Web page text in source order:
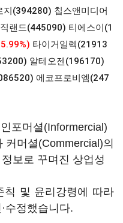
지(394280) 칩스앤미디어
랜드(445090) 티에스이(1
타이거일렉(21913
알테오젠(196170)
에코프로비엠(247
포머셜(Informercial)
커머셜(Commercial)의
보로 꾸며진 상업성
칙 및 윤리강령에 따라
수정했습니다.